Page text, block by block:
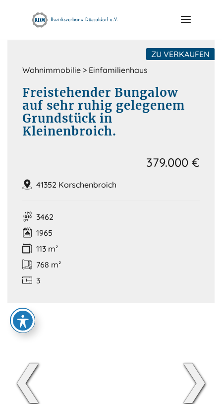
Wohnimmobilie > Einfamilienhaus
ZU VERKAUFEN
Freistehender Bungalow
auf sehr ruhig gelegenem
Grundstück in
Kleinenbroich.
41352 Korschenbroich
379.000 €
3462
1965
113 m²
768 m²
3
❮ ❯